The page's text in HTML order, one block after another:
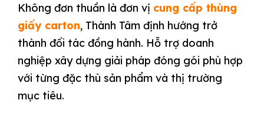
Không đơn thuần là đơn vị cung cấp thùng
giấy carton, Thành Tâm định hướng trở
thành đối tác đồng hành. Hỗ trợ doanh
nghiệp xây dựng giải pháp đóng gói phù hợp
với từng đặc thù sản phẩm và thị trường
mục tiêu.